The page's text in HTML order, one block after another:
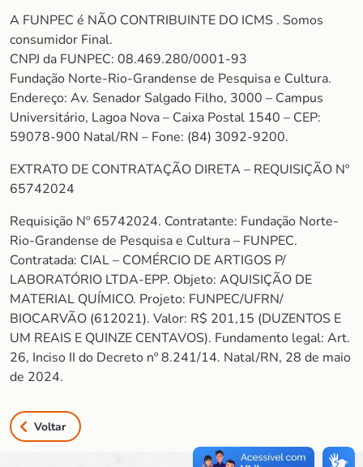
A FUNPEC é NÃO CONTRIBUINTE DO ICMS . Somos
consumidor Final.
CNPJ da FUNPEC: 08.469.280/0001-93
Fundação Norte-Rio-Grandense de Pesquisa e Cultura.
Endereço: Av. Senador Salgado Filho, 3000 – Campus
Universitário, Lagoa Nova – Caixa Postal 1540 – CEP:
59078-900 Natal/RN – Fone: (84) 3092-9200.
EXTRATO DE CONTRATAÇÃO DIRETA – REQUISIÇÃO Nº
65742024
Requisição Nº 65742024. Contratante: Fundação Norte-
Rio-Grandense de Pesquisa e Cultura – FUNPEC.
Contratada: CIAL – COMÉRCIO DE ARTIGOS P/
LABORATÓRIO LTDA-EPP. Objeto: AQUISIÇÃO DE
MATERIAL QUÍMICO. Projeto: FUNPEC/UFRN/
BIOCARVÃO (612021). Valor: R$ 201,15 (DUZENTOS E
UM REAIS E QUINZE CENTAVOS). Fundamento legal: Art.
26, Inciso II do Decreto nº 8.241/14. Natal/RN, 28 de maio
de 2024.
Voltar